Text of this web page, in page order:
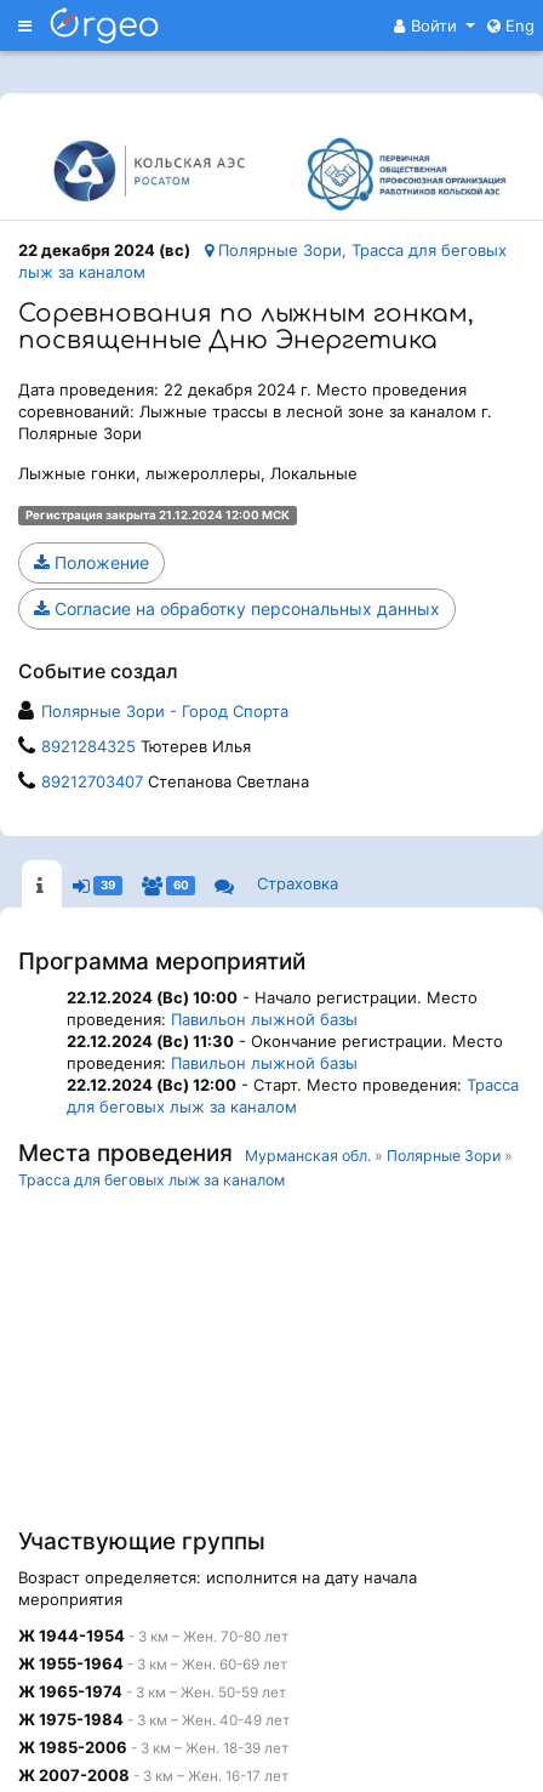
Меню Войти Eng
22 декабря 2024 (вс)
Полярные Зори, Трасса для беговых
лыж за каналом
Соревнования по лыжным гонкам,
посвященные Дню Энергетика
Дата проведения: 22 декабря 2024 г. Место проведения
соревнований: Лыжные трассы в лесной зоне за каналом г.
Полярные Зори
Лыжные гонки, лыжероллеры, Локальные
Регистрация закрыта 21.12.2024 12:00 МСК
Положение
Согласие на обработку персональных данных
Событие создал
Полярные Зори - Город Спорта
8921284325 Тютерев Илья
89212703407 Степанова Светлана
39 60 Страховка
Программа мероприятий
22.12.2024 (Вс) 10:00 - Начало регистрации. Место
проведения: Павильон лыжной базы
22.12.2024 (Вс) 11:30 - Окончание регистрации. Место
проведения: Павильон лыжной базы
22.12.2024 (Вс) 12:00 - Старт. Место проведения: Трасса
для беговых лыж за каналом
Места проведения Мурманская обл. » Полярные Зори »
Трасса для беговых лыж за каналом
Участвующие группы
Возраст определяется: исполнится на дату начала
мероприятия
Ж 1944-1954 - 3 км – Жен. 70-80 лет
Ж 1955-1964 - 3 км – Жен. 60-69 лет
Ж 1965-1974 - 3 км – Жен. 50-59 лет
Ж 1975-1984 - 3 км – Жен. 40-49 лет
Ж 1985-2006 - 3 км – Жен. 18-39 лет
Ж 2007-2008 - 3 км – Жен. 16-17 лет